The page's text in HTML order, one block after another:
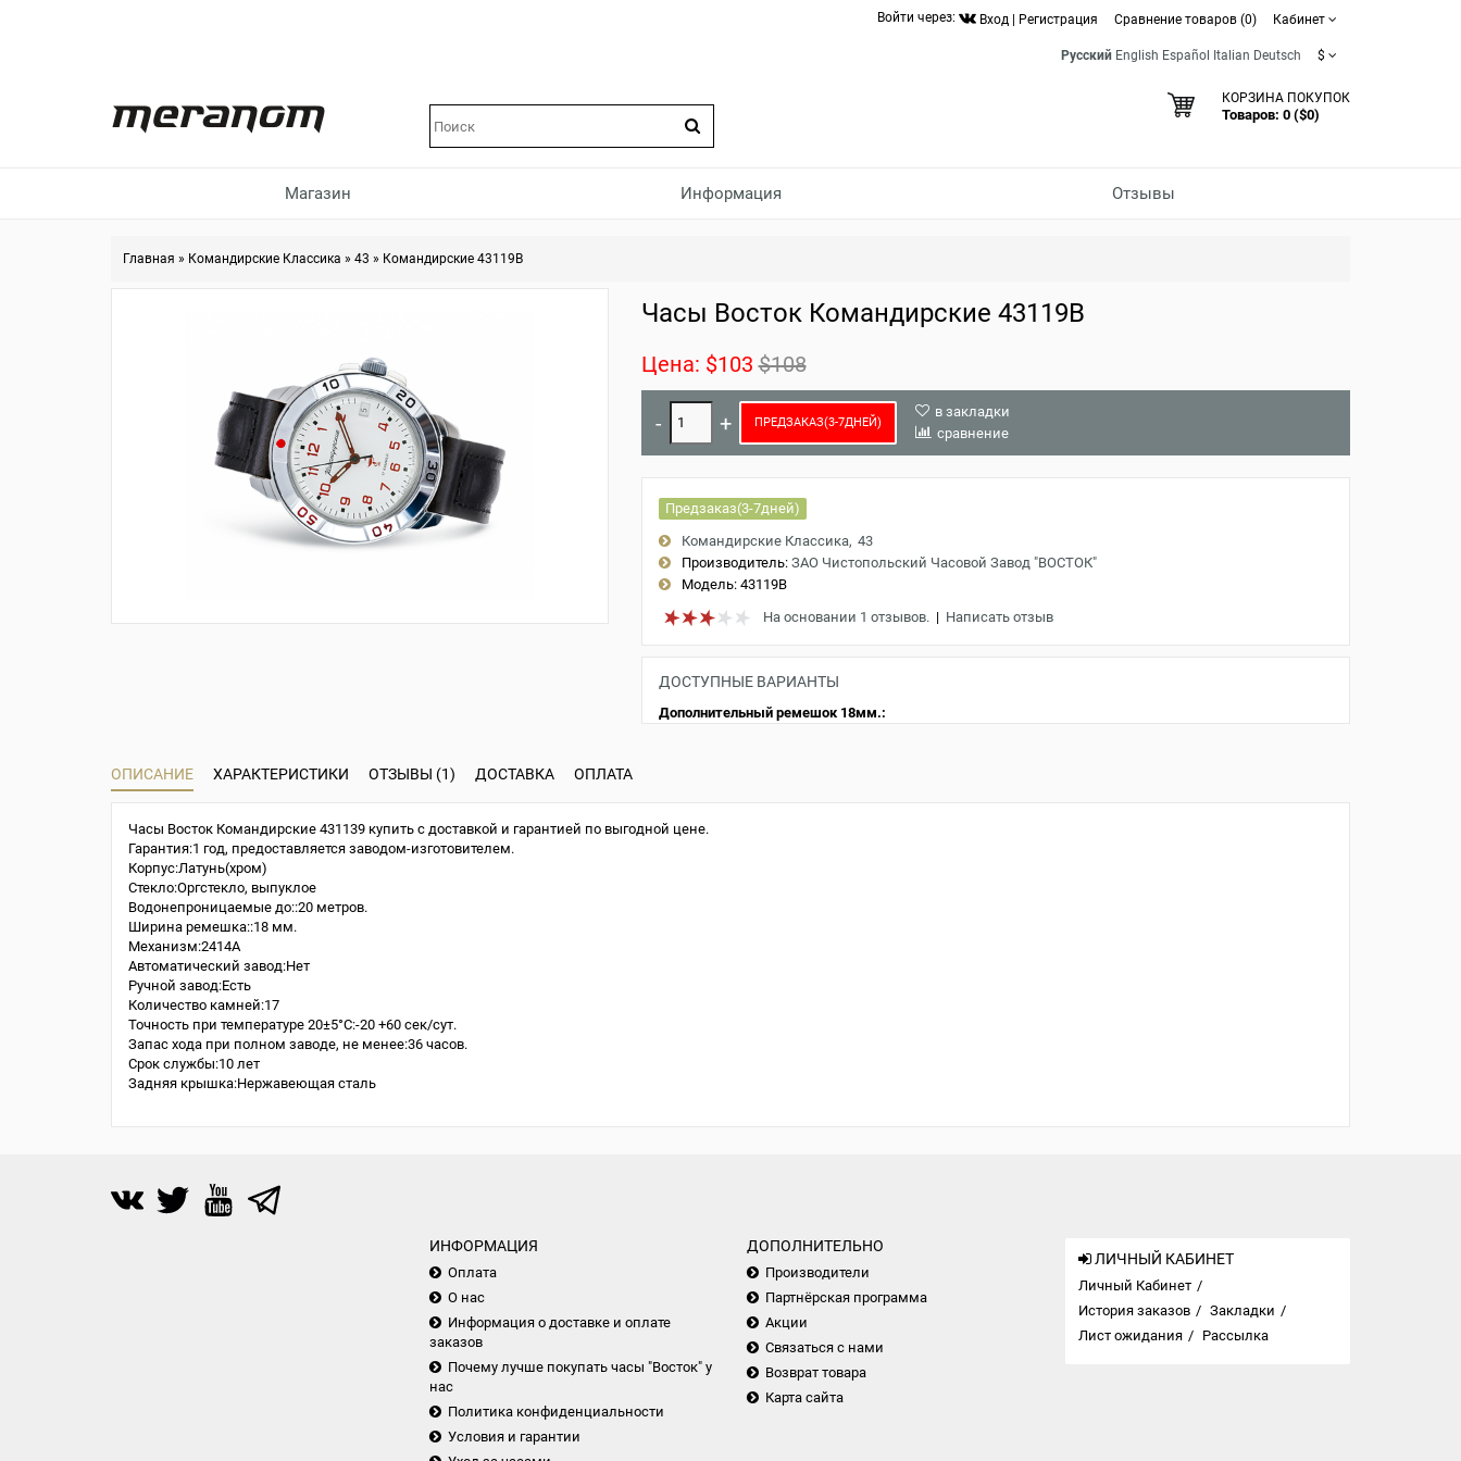
Войти через: Вход Регистрация Сравнение товаров (0) Кабинет
Русский English Español Italian Deutsch $
КОРЗИНА ПОКУПОК
Товаров: 0 ($0)
Магазин Информация Отзывы
Главная » Командирские Классика » 43 » Командирские 43119B
Часы Восток Командирские 43119B
Цена: $103 $108
ПРЕДЗАКАЗ(3-7ДНЕЙ)
в закладки
сравнение
Предзаказ(3-7дней)
Командирские Классика 43
Производитель: ЗАО Чистопольский Часовой Завод "ВОСТОК"
Модель:43119B
На основании 1 отзывов.| Написать отзыв
ДОСТУПНЫЕ ВАРИАНТЫ
Дополнительный ремешок 18мм.:
ОПИСАНИЕ ХАРАКТЕРИСТИКИ ОТЗЫВЫ (1) ДОСТАВКА ОПЛАТА
Часы Восток Командирские 431139 купить с доставкой и гарантией по выгодной цене.
Гарантия:1 год, предоставляется заводом-изготовителем.
Корпус:Латунь(хром)
Стекло:Оргстекло, выпуклое
Водонепроницаемые до::20 метров.
Ширина ремешка::18 мм.
Механизм:2414A
Автоматический завод:Нет
Ручной завод:Есть
Количество камней:17
Точность при температуре 20±5°С:-20 +60 сек/сут.
Запас хода при полном заводе, не менее:36 часов.
Срок службы:10 лет
Задняя крышка:Нержавеющая сталь
ИНФОРМАЦИЯ
Оплата
О нас
Информация о доставке и оплате
заказов
Почему лучше покупать часы "Восток" у
нас
Политика конфиденциальности
Условия и гарантии
ДОПОЛНИТЕЛЬНО
Производители
Партнёрская программа
Акции
Связаться с нами
Возврат товара
Карта сайта
ЛИЧНЫЙ КАБИНЕТ
Личный Кабинет
История заказов
Закладки
Лист ожидания
Рассылка